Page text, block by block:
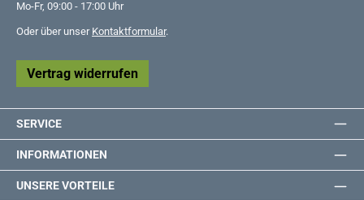
Mo-Fr, 09:00 - 17:00 Uhr
Oder über unser Kontaktformular.
Vertrag widerrufen
SERVICE
INFORMATIONEN
UNSERE VORTEILE